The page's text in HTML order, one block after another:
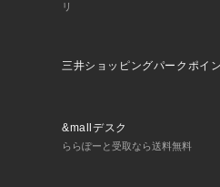
時代を超えて支持されるトラデ
完売しているカラーの再入荷通
知をお知らせいたします。
リ
三井ショッピングパークポイ
&mallデスク
ららぽーと受取なら送料無料